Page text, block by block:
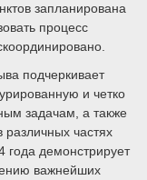
запланирована
процесс
подчеркивает
и четко
задачам, а также
частях
демонстрирует
важнейших